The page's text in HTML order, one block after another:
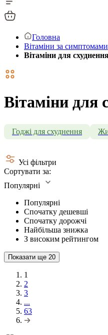
Головна
Вітаміни за симптомами
Вітаміни для
Вітаміни для
Годжі для схуднення
Усі фільтри
Сортувати за:
Популярні
Популярні
Спочатку дешевші
Спочатку дорожчі
Найбільша знижка
З високим рейтингом
Показати ще 20
1
2
3
...
63